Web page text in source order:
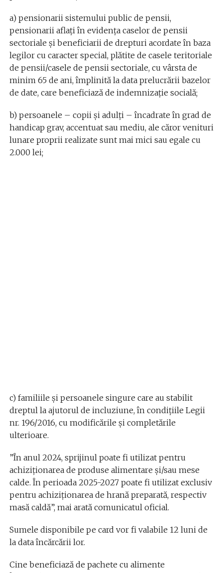
a) pensionarii sistemului public de pensii,
pensionarii aflaţi în evidenţa caselor de pensii
sectoriale şi beneficiarii de drepturi acordate în baza
legilor cu caracter special, plătite de casele teritoriale
de pensii/casele de pensii sectoriale, cu vârsta de
minim 65 de ani, împlinită la data prelucrării bazelor
de date, care beneficiază de indemnizaţie socială;
b) persoanele – copii şi adulţi – încadrate în grad de
handicap grav, accentuat sau mediu, ale căror venituri
lunare proprii realizate sunt mai mici sau egale cu
2.000 lei;
c) familiile şi persoanele singure care au stabilit
dreptul la ajutorul de incluziune, în condiţiile Legii
nr. 196/2016, cu modificările şi completările
ulterioare.
”În anul 2024, sprijinul poate fi utilizat pentru
achiziţionarea de produse alimentare şi/sau mese
calde. În perioada 2025-2027 poate fi utilizat exclusiv
pentru achiziţionarea de hrană preparată, respectiv
masă caldă”, mai arată comunicatul oficial.
Sumele disponibile pe card vor fi valabile 12 luni de
la data încărcării lor.
Cine beneficiază de pachete cu alimente